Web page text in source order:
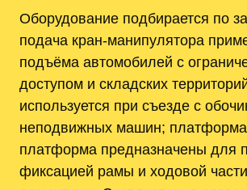
Оборудование подбирается по
подача кран-манипулятора
подъёма автомобилей с
доступом и складских
используется при съезде с
неподвижных машин;
платформа предназначены для
фиксацией рамы и ходовой